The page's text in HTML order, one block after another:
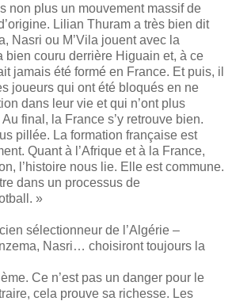
non plus un mouvement massif de
Lilian Thuram a très bien dit
Nasri ou M’Vila jouent avec la
bien couru derrière Higuain et, à ce
jamais été formé en France. Et puis, il
joueurs qui ont été bloqués en ne
dans leur vie et qui n’ont plus
final, la France s’y retrouve bien.
pillée. La formation française est
Quant à l’Afrique et à la France,
l’histoire nous lie. Elle est commune.
dans un processus de
»
sélectionneur de l’Algérie –
Nasri… choisiront toujours la
Ce n’est pas un danger pour le
cela prouve sa richesse. Les